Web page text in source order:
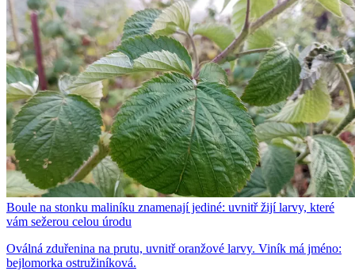
Boule na stonku maliníku znamenají jediné: uvnitř žijí larvy, které
vám sežerou celou úrodu
Oválná zduřenina na prutu, uvnitř oranžové larvy. Viník má jméno:
bejlomorka ostružiníková.